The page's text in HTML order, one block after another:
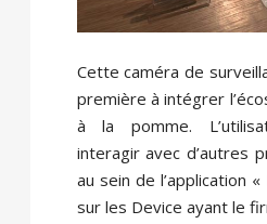
Cette caméra de
première à intégrer
à la pomme.
interagir avec d’autres
au sein de l’application
sur les Device ayant le